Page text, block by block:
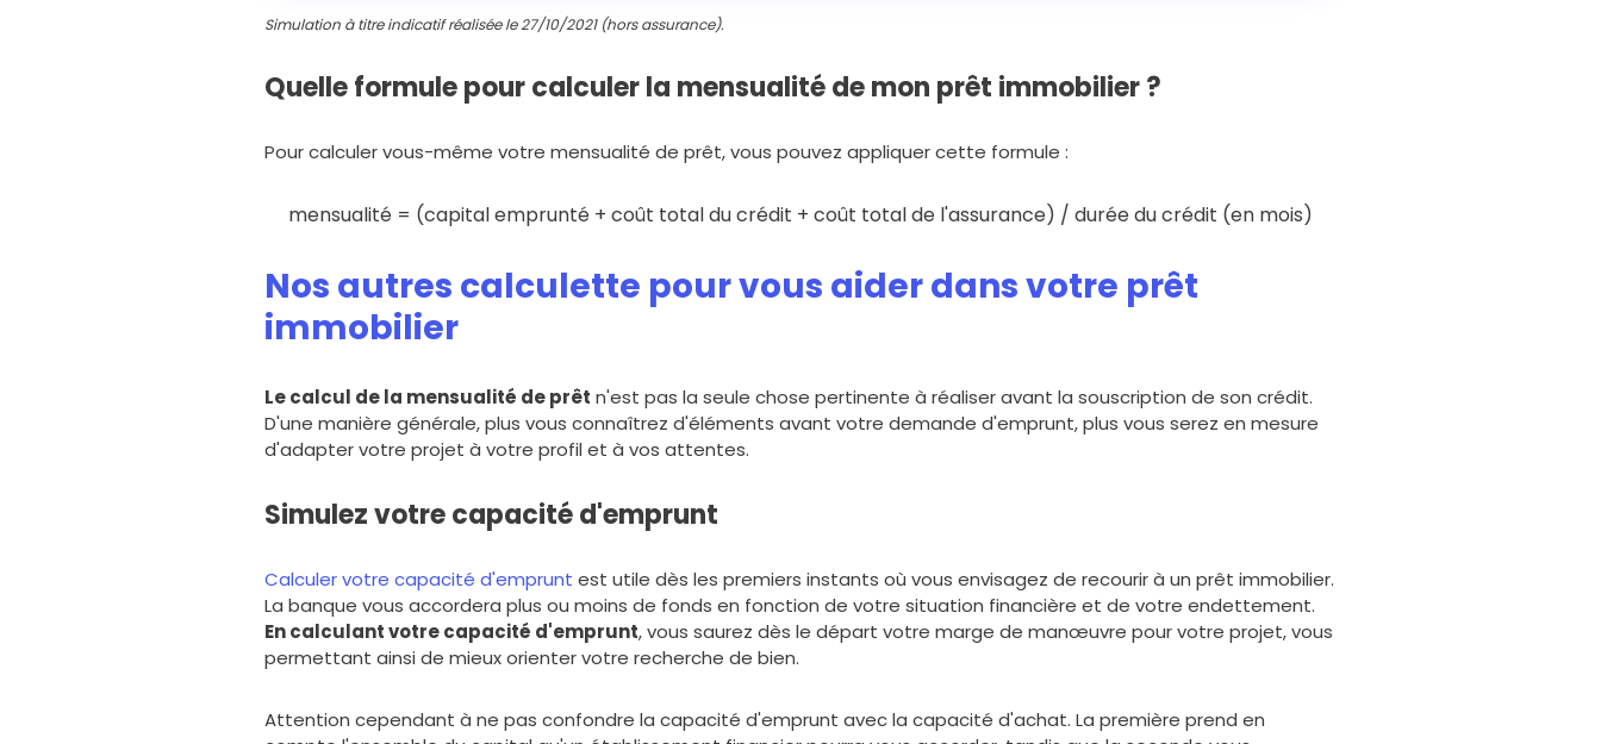
Simulation à titre indicatif réalisée le 27/10/2021 (hors assurance).
Quelle formule pour calculer la mensualité de mon prêt immobilier ?
Pour calculer vous-même votre mensualité de prêt, vous pouvez appliquer cette formule :
mensualité = (capital emprunté + coût total du crédit + coût total de l'assurance) / durée du crédit (en mois)
Nos autres calculette pour vous aider dans votre prêt
immobilier
Le calcul de la mensualité de prêt n'est pas la seule chose pertinente à réaliser avant la souscription de son crédit.
D'une manière générale, plus vous connaîtrez d'éléments avant votre demande d'emprunt, plus vous serez en mesure
d'adapter votre projet à votre profil et à vos attentes.
Simulez votre capacité d'emprunt
Calculer votre capacité d'emprunt est utile dès les premiers instants où vous envisagez de recourir à un prêt immobilier.
La banque vous accordera plus ou moins de fonds en fonction de votre situation financière et de votre endettement.
En calculant votre capacité d'emprunt, vous saurez dès le départ votre marge de manœuvre pour votre projet, vous
permettant ainsi de mieux orienter votre recherche de bien.
Attention cependant à ne pas confondre la capacité d'emprunt avec la capacité d'achat. La première prend en